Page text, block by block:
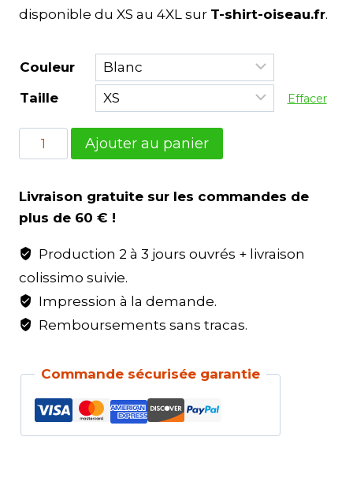
disponible du XS au 4XL sur T-shirt-oiseau.fr.
Couleur
Taille
Effacer
Ajouter au panier
Livraison gratuite sur les commandes de
plus de 60 € !
Production 2 à 3 jours ouvrés + livraison
colissimo suivie.
Impression à la demande.
Remboursements sans tracas.
Commande sécurisée garantie